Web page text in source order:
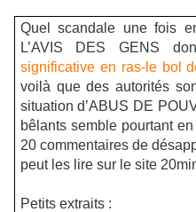
Quel scandale une fois
L’AVIS DES GENS
significative en ras-le bol
voilà que des autorités
situation d’ABUS DE
bêlants semble pourtant
20 commentaires de
peut les lire sur le site
Petits extraits :